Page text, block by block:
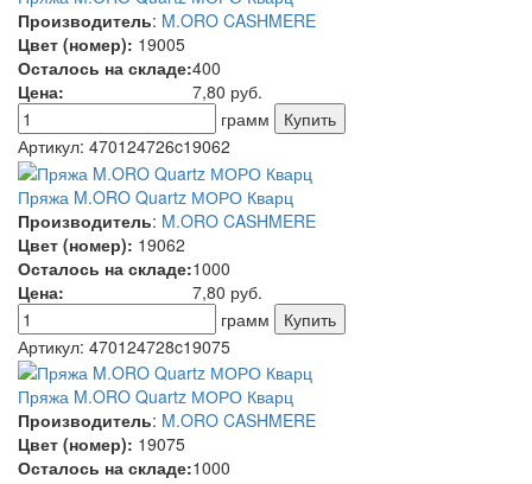
Производитель: M.ORO CASHMERE
Цвет (номер): 19005
Осталось на складе:400
Цена:
7,80 руб.
грамм
Артикул: 470124726c19062
Пряжа M.ORO Quartz МОРО Кварц
Производитель: M.ORO CASHMERE
Цвет (номер): 19062
Осталось на складе:1000
Цена:
7,80 руб.
грамм
Артикул: 470124728c19075
Пряжа M.ORO Quartz МОРО Кварц
Производитель: M.ORO CASHMERE
Цвет (номер): 19075
Осталось на складе:1000